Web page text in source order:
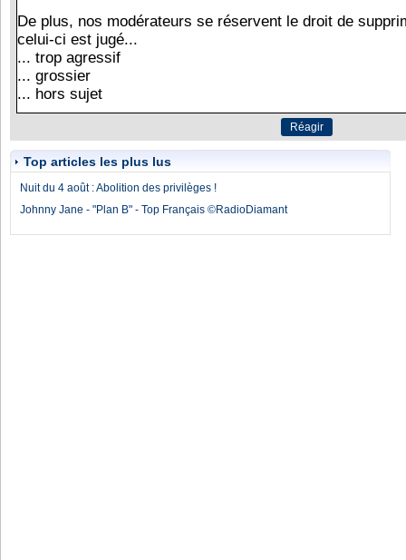
Top articles les plus lus
Nuit du 4 août : Abolition des privilèges !
Johnny Jane - "Plan B" - Top Français ©RadioDiamant